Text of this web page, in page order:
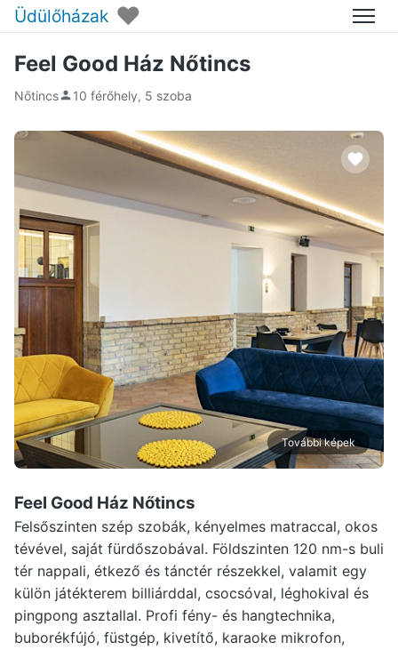
Üdülőházak ♥ Menü
Feel Good Ház Nőtincs
Nőtincs 10 férőhely, 5 szoba
További képek
Feel Good Ház Nőtincs
Felsőszinten szép szobák, kényelmes matraccal, okos
tévével, saját fürdőszobával. Földszinten 120 nm-s buli
tér nappali, étkező és tánctér részekkel, valamit egy
külön játékterem billiárddal, csocsóval, léghokival és
pingpong asztallal. Profi fény- és hangtechnika,
buborékfújó, füstgép, kivetítő, karaoke mikrofon,